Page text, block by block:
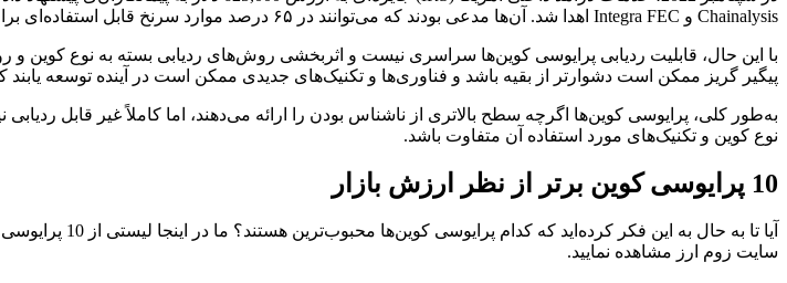
Chainalysis و Integra FEC اهدا شد. آن‌ها مدعی بودند که می‌توانند در ۶۵ درصد موارد سرنخ قابل استفاده‌ای برای ردیابی تراکنش‌های مونرو ارائه کنند.
با این حال، قابلیت ردیابی پرایوسی کوین‌ها سراسری نیست و اثربخشی روش‌های ردیابی بسته به نوع کوین
پیگیر گریز ممکن است دشوارتر از بقیه باشد و فناوری‌ها و تکنیک‌های جدیدی ممکن است در آینده توسعه یابند
به‌طور کلی، پرایوسی کوین‌ها اگرچه سطح بالاتری از ناشناس بودن را ارائه می‌دهند، اما کاملاً غیر قابل
نوع کوین و تکنیک‌های مورد استفاده آن متفاوت باشد.
10 پرایوسی کوین برتر از نظر ارزش بازار
آیا تا به حال به این فکر کرده‌اید که کدام پرایوسی کوین‌ها محبوب‌ترین هستند؟ ما در اینجا لیستی از 10 پرایوسی کوین برتر از نظر ارزش بازار را ارائه کرده‌ایم. همچنین شما می‌توانید
سایت زوم ارز مشاهده نمایید.